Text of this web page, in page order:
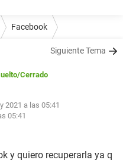
Facebook
Siguiente Tema
/Cerrado
2021 a las 05:41
05:41
y quiero recuperarla ya q